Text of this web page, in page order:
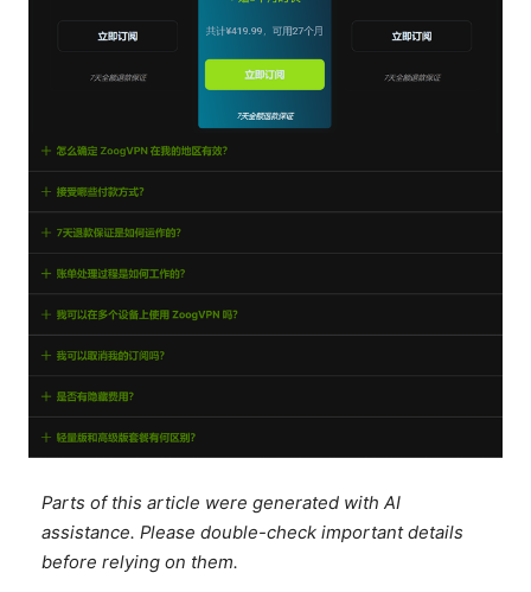
Parts of this article were generated with AI
assistance. Please double-check important details
before relying on them.